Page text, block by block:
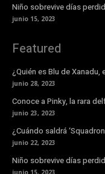
Niño sobrevive días
junio 15, 2023
Featured
¿Quién es Blu de
junio 28, 2023
Conoce a Pinky, la rara
junio 23, 2023
¿Cuándo saldrá
junio 22, 2023
Niño sobrevive días
junio 15, 2023